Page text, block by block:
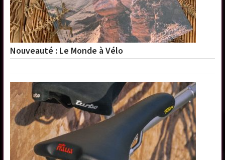
Nouveauté : Le Monde à Vélo